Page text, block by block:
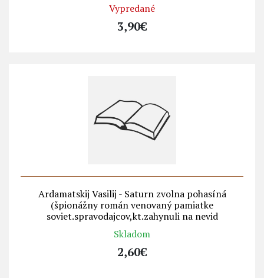
Vypredané
3,90€
Ardamatskij Vasilij - Saturn zvolna pohasíná
(špionážny román venovaný pamiatke
soviet.spravodajcov,kt.zahynuli na nevid
Skladom
2,60€